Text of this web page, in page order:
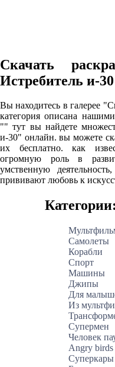
Скачать
Истребитель и-30
Вы находитесь в галерее
категория описана
"" тут вы найдете
и-30" онлайн. вы можете
их бесплатно. как
огромную роль в
умственную
прививают любовь к
Категории:
Самолеты
Корабли
Спорт
Машины
Джипы
Для
Из
Супермен
Человек
Angry
Суперкары